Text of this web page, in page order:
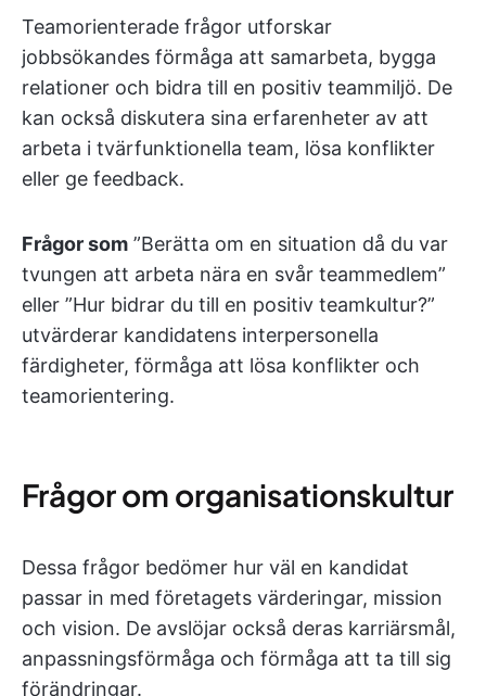
Teamorienterade frågor utforskar
jobbsökandes förmåga att samarbeta, bygga
relationer och bidra till en positiv teammiljö. De
kan också diskutera sina erfarenheter av att
arbeta i tvärfunktionella team, lösa konflikter
eller ge feedback.
Frågor som ”Berätta om en situation då du var
tvungen att arbeta nära en svår teammedlem”
eller ”Hur bidrar du till en positiv teamkultur?”
utvärderar kandidatens interpersonella
färdigheter, förmåga att lösa konflikter och
teamorientering.
Frågor om organisationskultur
Dessa frågor bedömer hur väl en kandidat
passar in med företagets värderingar, mission
och vision. De avslöjar också deras karriärsmål,
anpassningsförmåga och förmåga att ta till sig
förändringar.